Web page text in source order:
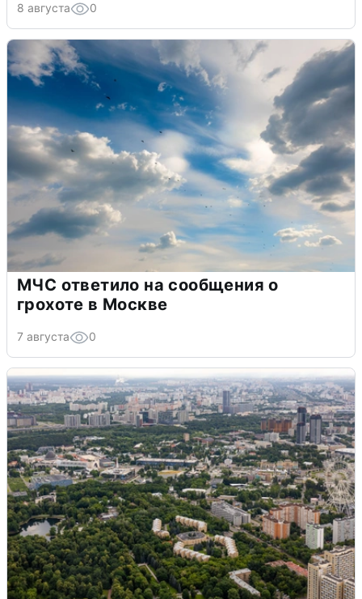
8 августа 0
МЧС ответило на сообщения о
грохоте в Москве
7 августа 0